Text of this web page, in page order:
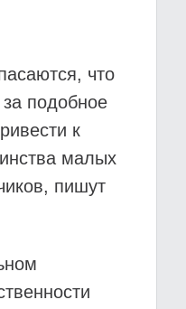
что
подобное
к
малых
пишут